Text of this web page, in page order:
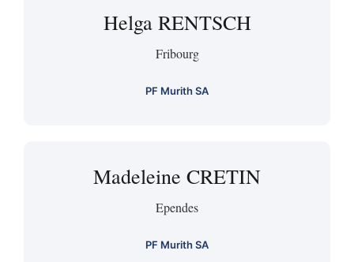
Helga RENTSCH
Fribourg
PF Murith SA
Madeleine CRETIN
Ependes
PF Murith SA